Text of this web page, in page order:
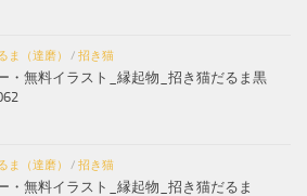
ま（達磨） / 招き猫
・無料イラスト_縁起物_招き猫だるま黒
ま（達磨） / 招き猫
・無料イラスト_縁起物_招き猫だるま